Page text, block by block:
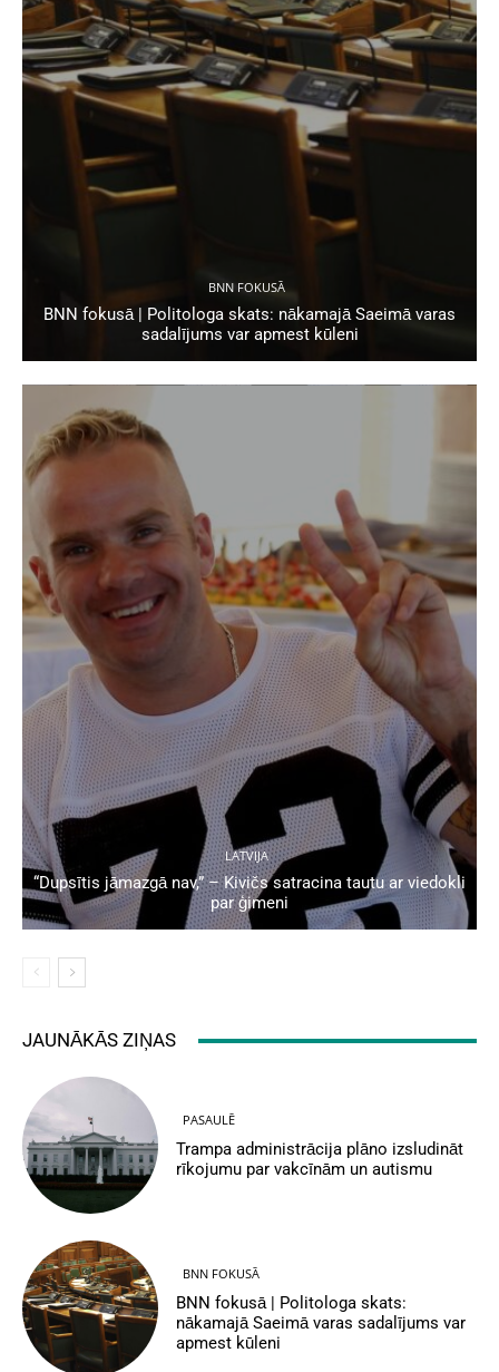
BNN FOKUSĀ
BNN fokusā | Politologa skats: nākamajā Saeimā varas
sadalījums var apmest kūleni
LATVIJA
“Dupsītis jāmazgā nav,” – Kivičs satracina tautu ar viedokli
par ģimeni
JAUNĀKĀS ZIŅAS
PASAULĒ
Trampa administrācija plāno izsludināt
rīkojumu par vakcīnām un autismu
BNN FOKUSĀ
BNN fokusā | Politologa skats:
nākamajā Saeimā varas sadalījums var
apmest kūleni